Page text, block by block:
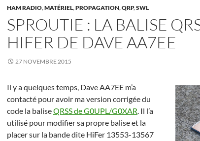
HAM RADIO,MATÉRIEL,PROPAGATION,QRP,SWL
SPROUTIE : LA BALISE
HIFER DE DAVE AA7EE
27 NOVEMBRE 2015
Il y a quelques temps, Dave AA7EE m’a
contacté pour avoir ma version corrigée du
code la baliseQRSS de G0UPL/G0XAR. Il l’a
utilisé pour modifier sa propre balise et la
placer sur la bande dite HiFer 13553-13567